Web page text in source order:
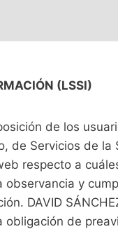
(LSSI)
de los
de Servicios de la
respecto a
y
DAVID
de